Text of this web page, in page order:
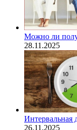
Можно ли
28.11.2025
26.11.2025